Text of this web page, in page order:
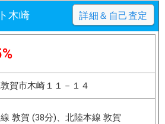
木崎 詳細＆自己査定
賀市木崎１１－１４
敦賀 (38分)、北陸本線 敦賀